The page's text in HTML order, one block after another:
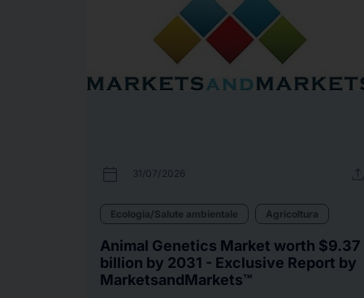
calendar_today 31/07/2026
Ecologia/Salute ambientale Agricoltura
Animal Genetics Market worth $9.37
billion by 2031 - Exclusive Report by
MarketsandMarkets™